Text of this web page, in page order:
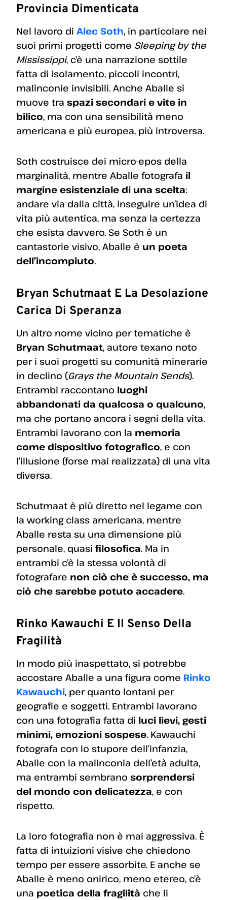
Provincia Dimenticata
Nel lavoro di Alec Soth, in particolare nei
suoi primi progetti come Sleeping by the
Mississippi, c’è una narrazione sottile
fatta di isolamento, piccoli incontri,
malinconie invisibili. Anche Aballe si
muove tra spazi secondari e vite in
bilico, ma con una sensibilità meno
americana e più europea, più introversa.
Soth costruisce dei micro-epos della
marginalità, mentre Aballe fotografa il
margine esistenziale di una scelta:
andare via dalla città, inseguire un’idea di
vita più autentica, ma senza la certezza
che esista davvero. Se Soth è un
cantastorie visivo, Aballe è un poeta
dell’incompiuto.
Bryan Schutmaat E La Desolazione
Carica Di Speranza
Un altro nome vicino per tematiche è
Bryan Schutmaat, autore texano noto
per i suoi progetti su comunità minerarie
in declino (Grays the Mountain Sends).
Entrambi raccontano luoghi
abbandonati da qualcosa o qualcuno,
ma che portano ancora i segni della vita.
Entrambi lavorano con la memoria
come dispositivo fotografico, e con
l’illusione (forse mai realizzata) di una vita
diversa.
Schutmaat è più diretto nel legame con
la working class americana, mentre
Aballe resta su una dimensione più
personale, quasi filosofica. Ma in
entrambi c’è la stessa volontà di
fotografare non ciò che è successo, ma
ciò che sarebbe potuto accadere.
Rinko Kawauchi E Il Senso Della
Fragilità
In modo più inaspettato, si potrebbe
accostare Aballe a una figura come Rinko
Kawauchi, per quanto lontani per
geografie e soggetti. Entrambi lavorano
con una fotografia fatta di luci lievi, gesti
minimi, emozioni sospese. Kawauchi
fotografa con lo stupore dell’infanzia,
Aballe con la malinconia dell’età adulta,
ma entrambi sembrano sorprendersi
del mondo con delicatezza, e con
rispetto.
La loro fotografia non è mai aggressiva. È
fatta di intuizioni visive che chiedono
tempo per essere assorbite. E anche se
Aballe è meno onirico, meno etereo, c’è
una poetica della fragilità che li